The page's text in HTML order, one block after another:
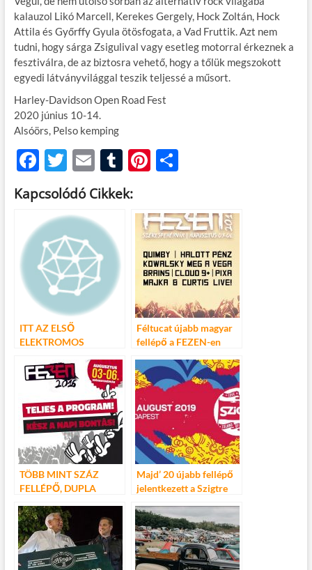
kalauzol Likó Marcell, Kerekes Gergely, Hock Zoltán, Hock
Attila és Győrffy Gyula ötösfogata, a Vad Fruttik. Azt nem
tudni, hogy sárga Zsigulival vagy esetleg motorral érkeznek a
fesztiválra, de az biztosra vehető, hogy a tőlük megszokott
egyedi látványvilággal teszik teljessé a műsort.
Harley-Davidson Open Road Fest
2020 június 10-14.
Alsóörs, Pelso kemping
F
ac
e
b
o
o
k
T
w
itt
er
E
m
ail
T
u
m
Pi
es
t
O
m
e
g
Kapcsolódó Cikkek:
ITT AZ ELSŐ
ELEKTROMOS
Féltucat újabb magyar
fellépő a FEZEN-en
TÖBB MINT SZÁZ
FELLÉPŐ, DUPLA
TELJES A FEZEN
PROGRAMJA
Majd’ 20 újabb fellépő
jelentkezett a Szigtre